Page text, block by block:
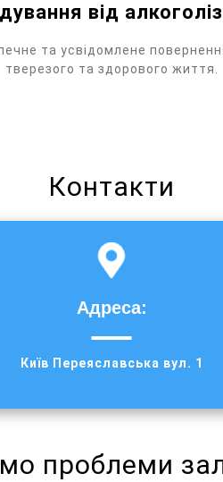
від
та усвідомлене
тверезого та здорового життя.
Контакти
Адреса:
Київ Переяславська вул. 1
проблеми